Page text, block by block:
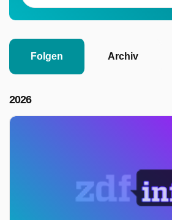
Folgen Archiv
2026